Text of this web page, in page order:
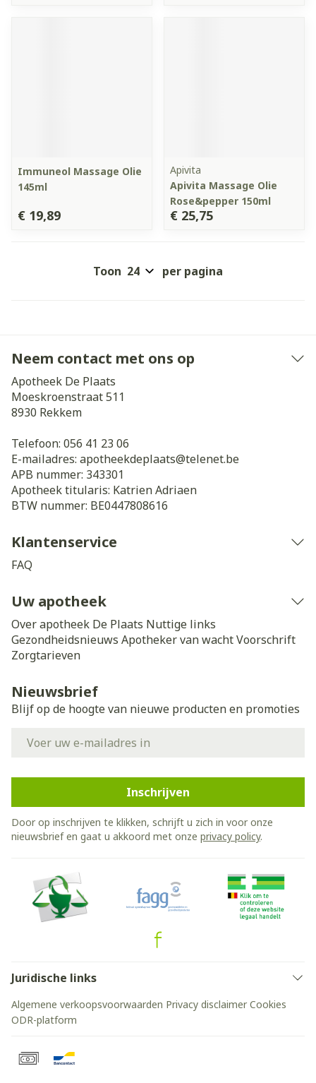
Immuneol Massage Olie
145ml
€ 19,89
Apivita
Apivita Massage Olie
Rose&pepper 150ml
€ 25,75
Toon per pagina
Neem contact met ons op
Apotheek De Plaats
Moeskroenstraat 511
8930 Rekkem
Telefoon: 056 41 23 06
E-mailadres: apotheekdeplaats@telenet.be
APB nummer: 343301
Apotheek titularis: Katrien Adriaen
BTW nummer: BE0447808616
Klantenservice
FAQ
Uw apotheek
Over apotheek De Plaats Nuttige links
Gezondheidsnieuws Apotheker van wachtVoorschrift
Zorgtarieven
Nieuwsbrief
Blijf op de hoogte van nieuwe producten en promoties
Inschrijven
Door op inschrijven te klikken, schrijft u zich in voor onze
nieuwsbrief en gaat u akkoord met onze privacy policy.
Juridische links
Algemene verkoopsvoorwaarden Privacy disclaimer Cookies
ODR-platform